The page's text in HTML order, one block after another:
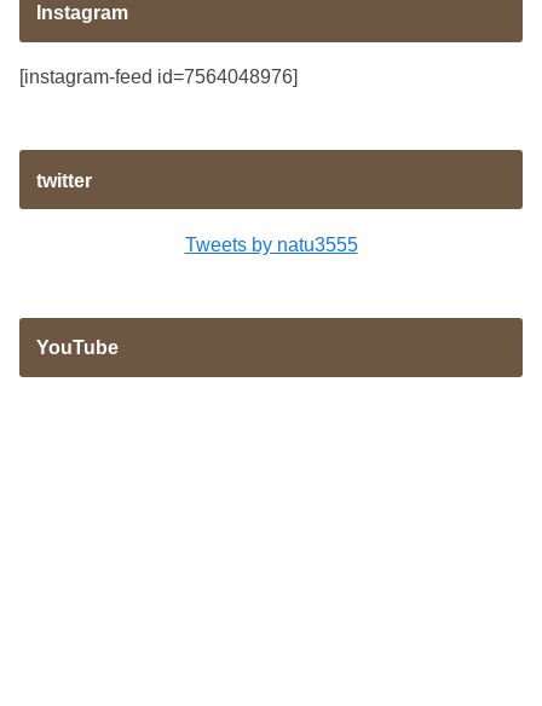
Instagram
[instagram-feed id=7564048976]
twitter
Tweets by natu3555
YouTube